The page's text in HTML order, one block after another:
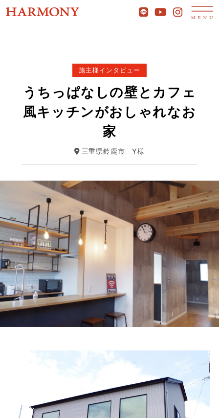
施主様インタビュー
うちっぱなしの壁とカフェ
風キッチンがおしゃれなお
家
三重県鈴鹿市 Y様